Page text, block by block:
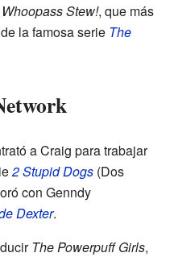
Whoopass Stew!, que más
la famosa serie The
a Craig para trabajar
2 Stupid Dogs (Dos
con Genndy
Dexter.
The Powerpuff Girls,